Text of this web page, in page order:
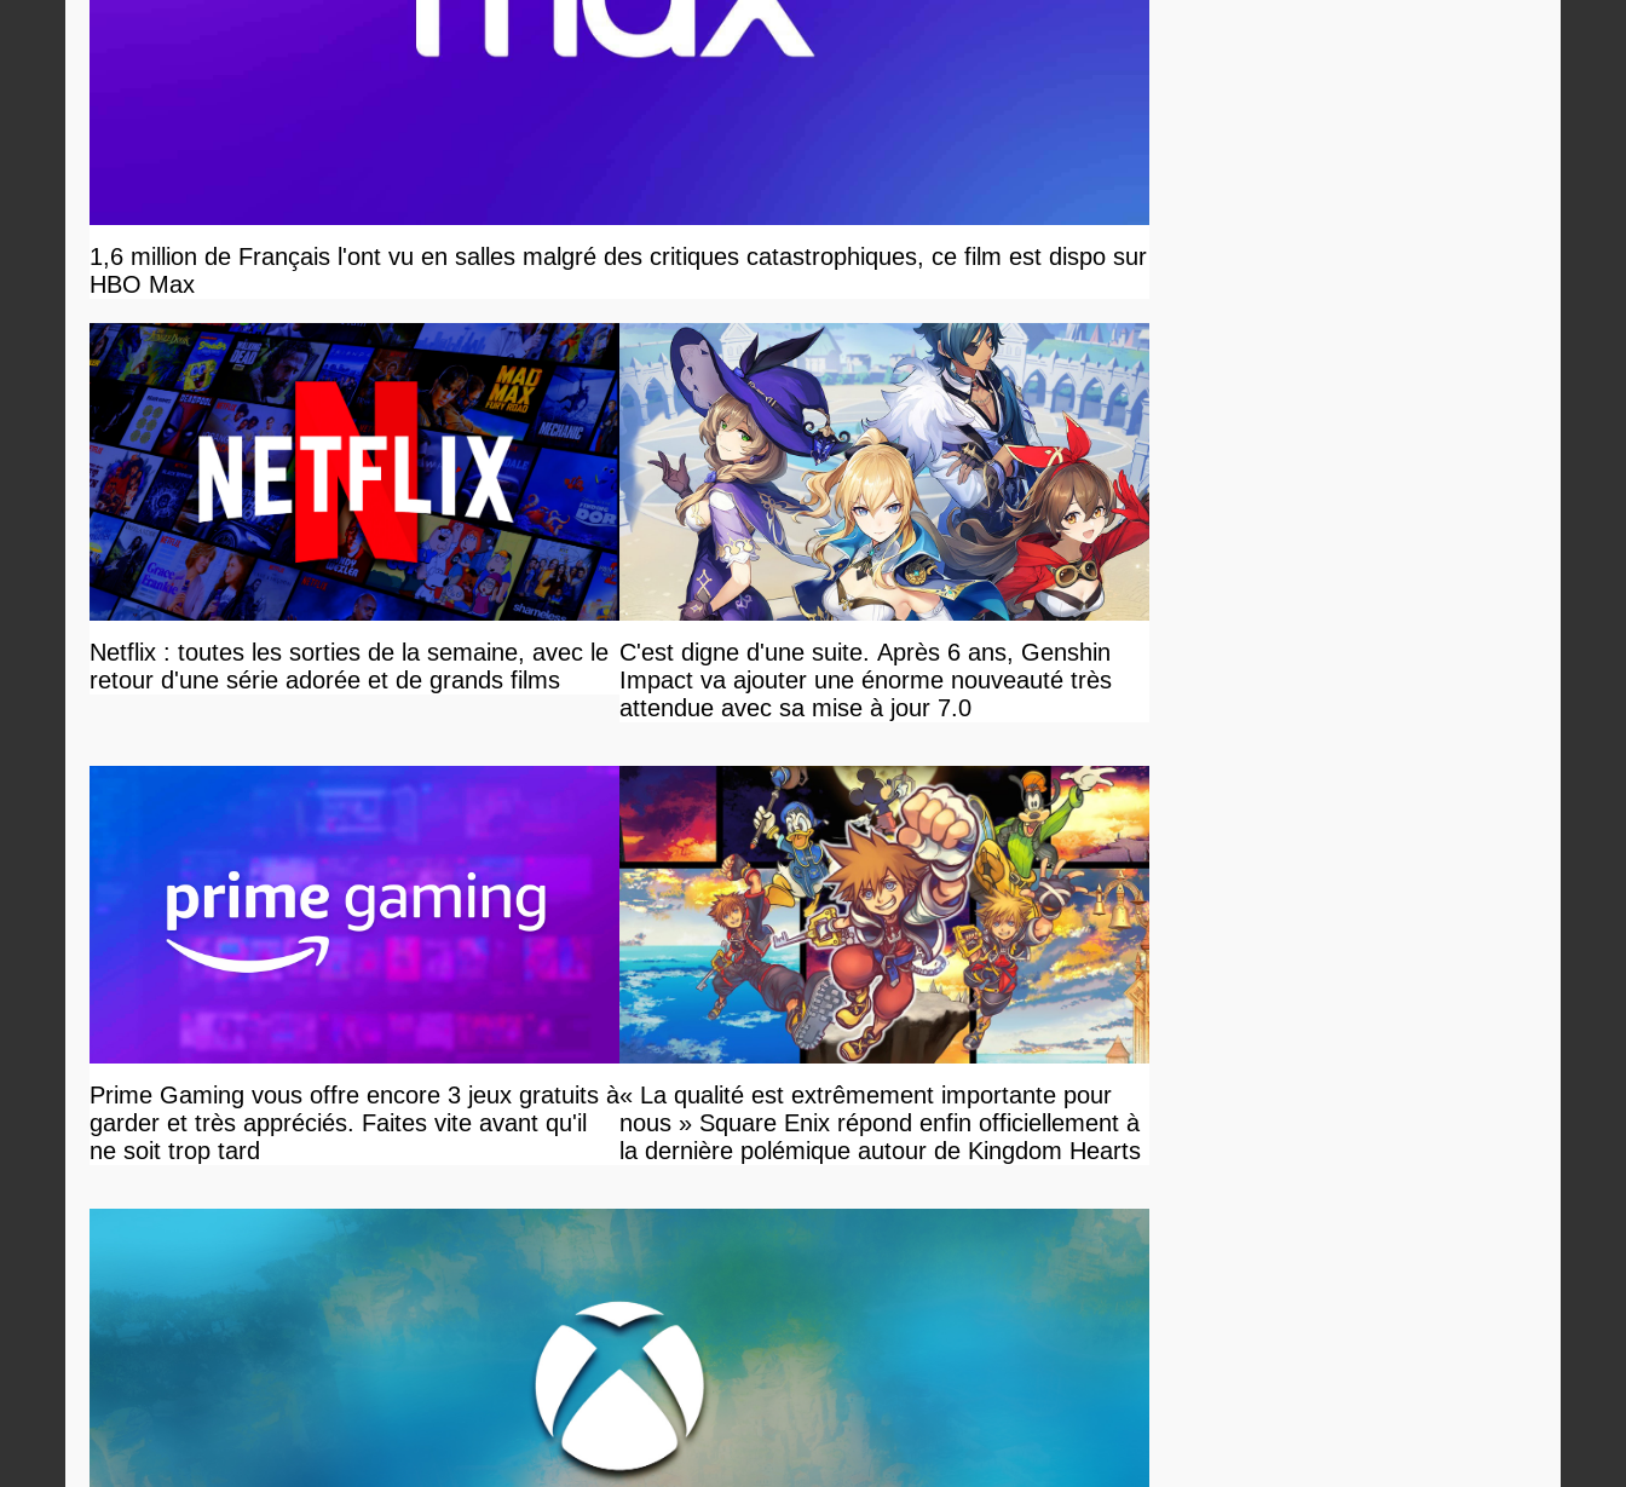
1,6 million de Français l'ont vu en salles malgré des critiques catastrophiques, ce film est dispo sur
HBO Max
Netflix : toutes les sorties de la semaine, avec le
retour d'une série adorée et de grands films
C'est digne d'une suite. Après 6 ans, Genshin
Impact va ajouter une énorme nouveauté très
attendue avec sa mise à jour 7.0
Prime Gaming vous offre encore 3 jeux gratuits à
garder et très appréciés. Faites vite avant qu'il
ne soit trop tard
« La qualité est extrêmement importante pour
nous » Square Enix répond enfin officiellement à
la dernière polémique autour de Kingdom Hearts